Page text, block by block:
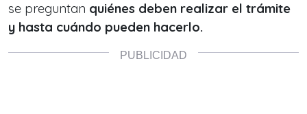
se preguntan quiénes deben realizar el trámite
y hasta cuándo pueden hacerlo.